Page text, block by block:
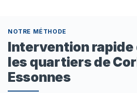
NOTRE MÉTHODE
Intervention rapide
les quartiers de
Essonnes